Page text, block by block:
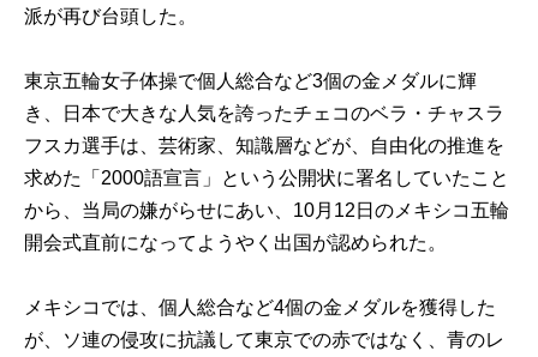
派が再び台頭した。
東京五輪女子体操で個人総合など3個の金メダルに輝
き、日本で大きな人気を誇ったチェコのベラ・チャスラ
フスカ選手は、芸術家、知識層などが、自由化の推進を
求めた「2000語宣言」という公開状に署名していたこと
から、当局の嫌がらせにあい、10月12日のメキシコ五輪
開会式直前になってようやく出国が認められた。
メキシコでは、個人総合など4個の金メダルを獲得した
が、ソ連の侵攻に抗議して東京での赤ではなく、青のレ